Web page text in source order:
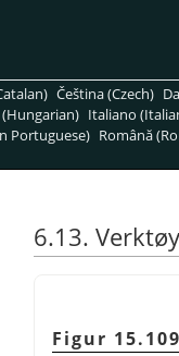
Čeština (Czech)
Italiano
Portuguese) Română
6.13.
Figur